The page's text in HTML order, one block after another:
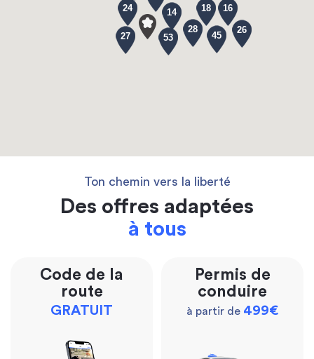
16
26
53
14
45
18
24
28
27
Ton chemin vers la liberté
Des offres adaptées
à tous
Code de la
route
GRATUIT
Permis de
conduire
à partir de 499€